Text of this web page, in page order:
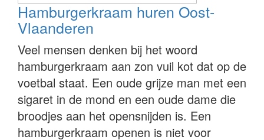
Hamburgerkraam huren Oost-
Vlaanderen
Veel mensen denken bij het woord
hamburgerkraam aan zon vuil kot dat op de
voetbal staat. Een oude grijze man met een
sigaret in de mond en een oude dame die
broodjes aan het opensnijden is. Een
hamburgerkraam openen is niet voor